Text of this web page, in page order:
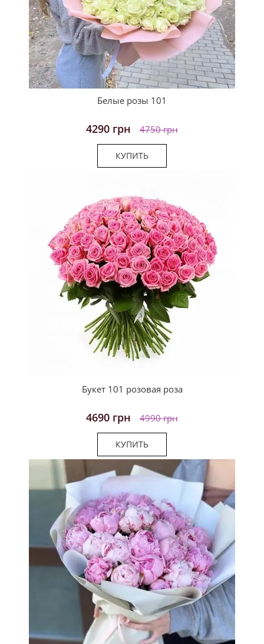
Белые розы 101
4290 грн 4750 грн
КУПИТЬ
Букет 101 розовая роза
4690 грн 4990 грн
КУПИТЬ